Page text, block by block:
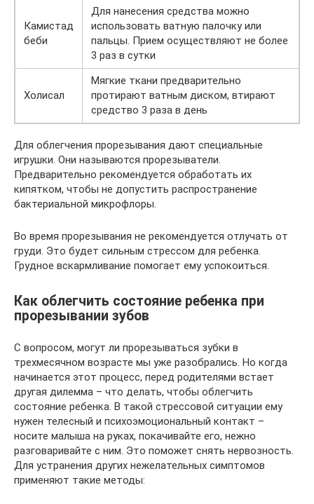
Камистад
беби
Для нанесения средства можно
использовать ватную палочку или
пальцы. Прием осуществляют не более
3 раз в сутки
Холисал
Мягкие ткани предварительно
протирают ватным диском, втирают
средство 3 раза в день
Для облегчения прорезывания дают специальные
игрушки. Они называются прорезыватели.
Предварительно рекомендуется обработать их
кипятком, чтобы не допустить распространение
бактериальной микрофлоры.
Во время прорезывания не рекомендуется отлучать от
груди. Это будет сильным стрессом для ребенка.
Грудное вскармливание помогает ему успокоиться.
Как облегчить состояние ребенка при
прорезывании зубов
С вопросом, могут ли прорезываться зубки в
трехмесячном возрасте мы уже разобрались. Но когда
начинается этот процесс, перед родителями встает
другая дилемма – что делать, чтобы облегчить
состояние ребенка. В такой стрессовой ситуации ему
нужен телесный и психоэмоциональный контакт –
носите малыша на руках, покачивайте его, нежно
разговаривайте с ним. Это поможет снять нервозность.
Для устранения других нежелательных симптомов
применяют такие методы: